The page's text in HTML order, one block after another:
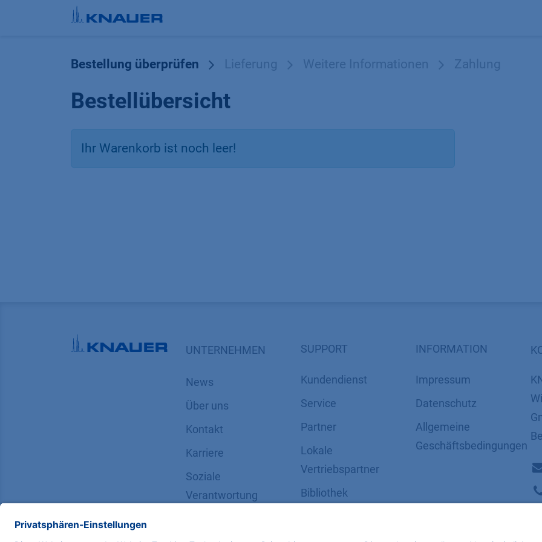
Zum Inhalt springen
Bestellung überprüfen Lieferung Weitere Informationen Zahlung
Bestellübersicht
Ihr Warenkorb ist noch leer!
UNTERNEHMEN
News
Über uns
Kontakt
Karriere
Soziale
Verantwortung
SUPPORT
Kundendienst
Service
Partner
Lokale
Vertriebspartner
Bibliothek
INFORMATION
Impressum
Datenschutz
​​​​​​​​​​​​​​​​​Allgemeine
Geschäftsbedingungen
K